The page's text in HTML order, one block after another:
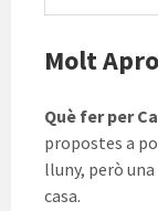
Molt
Què fer per
propostes a
lluny, però
casa.